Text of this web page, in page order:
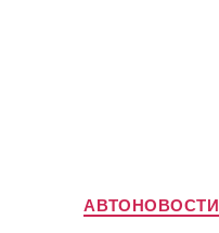
Рубрики
АВТОНОВОСТИ